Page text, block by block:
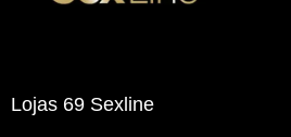
Lojas 69 Sexline